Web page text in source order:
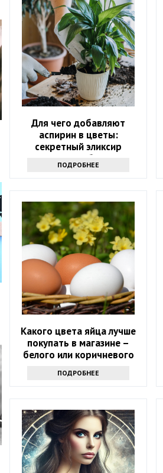
Для чего добавляют
аспирин в цветы:
секретный эликсир
долголетия букетов
ПОДРОБНЕЕ
Какого цвета яйца лучше
покупать в магазине –
белого или коричневого
ПОДРОБНЕЕ